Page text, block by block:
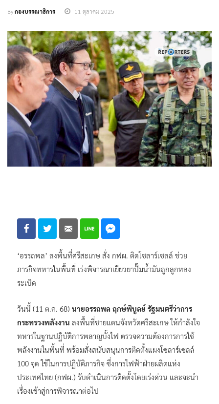
Byกองบรรณาธิการ 11 ตุลาคม 2025
‘อรรถพล’ ลงพื้นที่ศรีสะเกษ สั่ง กฟผ. ติดโซลาร์เซลล์ ช่วย
ภารกิจทหารในพื้นที่ เร่งพิจารณาเยียวยาปั๊มน้ำมันถูกลูกหลง
ระเบิด
วันนี้ (11 ต.ค. 68) นายอรรถพล ฤกษ์พิบูลย์ รัฐมนตรีว่าการ
กระทรวงพลังงาน ลงพื้นที่ชายแดนจังหวัดศรีสะเกษ ให้กำลังใจ
ทหารในฐานปฏิบัติการพลาญบั้งไฟ ตรวจความต้องการการใช้
พลังงานในพื้นที่ พร้อมสั่งสนับสนุนการติดตั้งแผงโซลาร์เซลล์
100 จุด ใช้ในการปฏิบัติภารกิจ ซึ่งการไฟฟ้าฝ่ายผลิตแห่ง
ประเทศไทย (กฟผ.) รับดำเนินการติดตั้งโดยเร่งด่วน และจะนำ
เรื่องเข้าสู่การพิจารณาต่อไป